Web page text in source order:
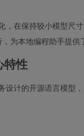
，在保持较小模型尺
为本地编程助手提供
特性
设计的开源语言模型